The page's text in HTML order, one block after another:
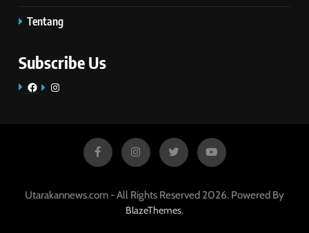
Tentang
Subscribe Us
FacebookInstagram
Utarakannews.com - All Rights Reserved 2026. Powered By
BlazeThemes.